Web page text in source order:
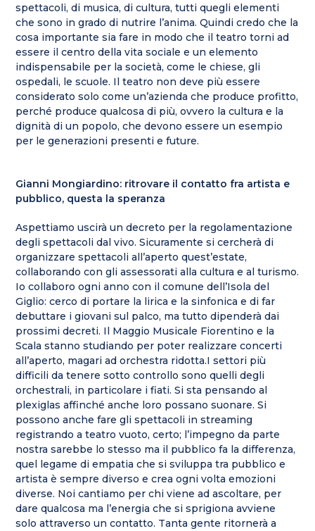
spettacoli, di musica, di cultura, tutti quegli elementi
che sono in grado di nutrire l’anima. Quindi credo che la
cosa importante sia fare in modo che il teatro torni ad
essere il centro della vita sociale e un elemento
indispensabile per la società, come le chiese, gli
ospedali, le scuole. Il teatro non deve più essere
considerato solo come un’azienda che produce profitto,
perché produce qualcosa di più, ovvero la cultura e la
dignità di un popolo, che devono essere un esempio
per le generazioni presenti e future.
Gianni Mongiardino: ritrovare il contatto fra artista e
pubblico, questa la speranza
Aspettiamo uscirà un decreto per la regolamentazione
degli spettacoli dal vivo. Sicuramente si cercherà di
organizzare spettacoli all’aperto quest’estate,
collaborando con gli assessorati alla cultura e al turismo.
Io collaboro ogni anno con il comune dell’Isola del
Giglio: cerco di portare la lirica e la sinfonica e di far
debuttare i giovani sul palco, ma tutto dipenderà dai
prossimi decreti. Il Maggio Musicale Fiorentino e la
Scala stanno studiando per poter realizzare concerti
all’aperto, magari ad orchestra ridotta.I settori più
difficili da tenere sotto controllo sono quelli degli
orchestrali, in particolare i fiati. Si sta pensando al
plexiglas affinché anche loro possano suonare. Si
possono anche fare gli spettacoli in streaming
registrando a teatro vuoto, certo; l’impegno da parte
nostra sarebbe lo stesso ma il pubblico fa la differenza,
quel legame di empatia che si sviluppa tra pubblico e
artista è sempre diverso e crea ogni volta emozioni
diverse. Noi cantiamo per chi viene ad ascoltare, per
dare qualcosa ma l’energia che si sprigiona avviene
solo attraverso un contatto. Tanta gente ritornerà a